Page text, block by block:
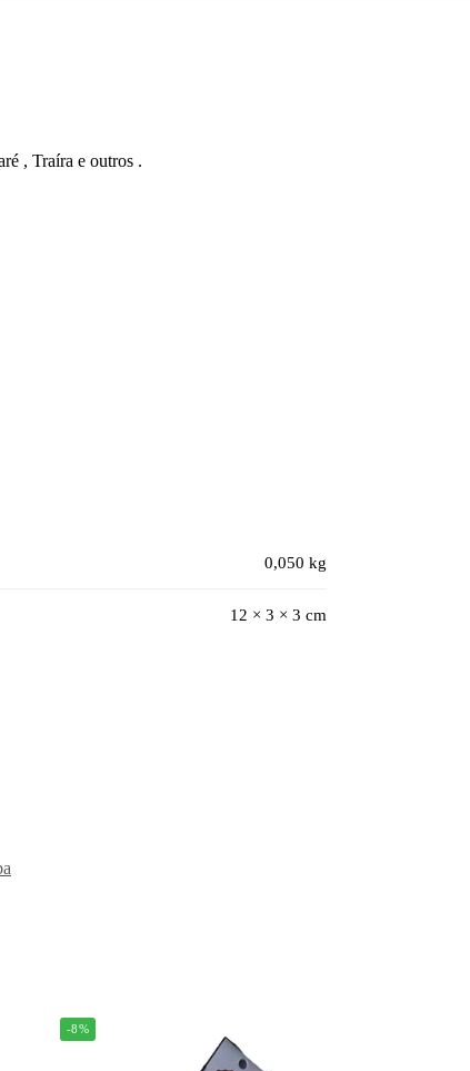
, Traíra e outros .
0,050 kg
12 × 3 × 3 cm
-8%